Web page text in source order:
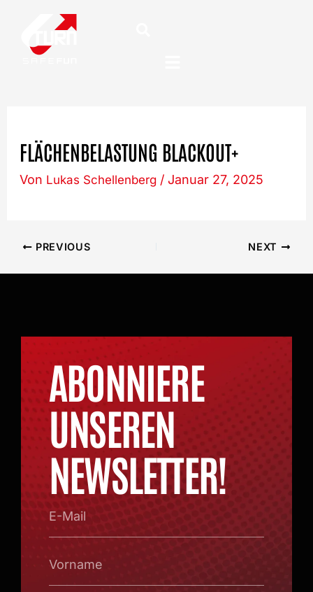
springen
FLÄCHENBELASTUNG BLACKOUT+
Von Lukas Schellenberg / Januar 27, 2025
navigation
PREVIOUS NEXT
ABONNIERE
UNSEREN
NEWSLETTER!
E-
Mail